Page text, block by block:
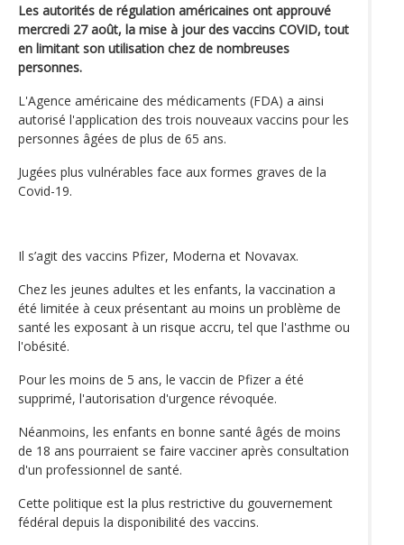
Les autorités de régulation américaines ont approuvé
mercredi 27 août, la mise à jour des vaccins COVID, tout
en limitant son utilisation chez de nombreuses
personnes.
L'Agence américaine des médicaments (FDA) a ainsi
autorisé l'application des trois nouveaux vaccins pour les
personnes âgées de plus de 65 ans.
Jugées plus vulnérables face aux formes graves de la
Covid-19.
Il s’agit des vaccins Pfizer, Moderna et Novavax.
Chez les jeunes adultes et les enfants, la vaccination a
été limitée à ceux présentant au moins un problème de
santé les exposant à un risque accru, tel que l'asthme ou
l'obésité.
Pour les moins de 5 ans, le vaccin de Pfizer a été
supprimé, l'autorisation d'urgence révoquée.
Néanmoins, les enfants en bonne santé âgés de moins
de 18 ans pourraient se faire vacciner après consultation
d'un professionnel de santé.
Cette politique est la plus restrictive du gouvernement
fédéral depuis la disponibilité des vaccins.